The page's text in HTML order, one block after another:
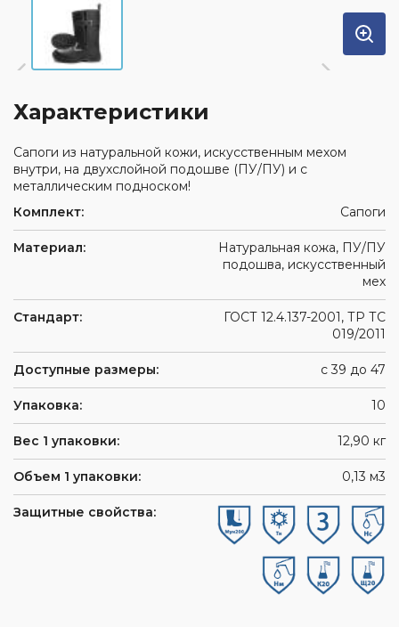
Характеристики
Сапоги из натуральной кожи, искусственным мехом
внутри, на двухслойной подошве (ПУ/ПУ) и с
металлическим подноском!
Комплект:
Сапоги
Материал:
Натуральная кожа, ПУ/ПУ
подошва, искусственный
мех
Стандарт:
ГОСТ 12.4.137-2001, ТР ТС
019/2011
Доступные размеры: с 39 до 47
Упаковка: 10
Вес 1 упаковки: 12,90 кг
Объем 1 упаковки: 0,13 м3
Защитные свойства: